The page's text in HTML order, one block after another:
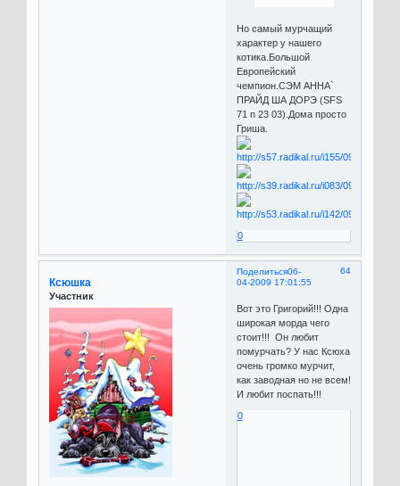
Но самый мурчащий
характер у нашего
котика.Большой
Европейский
чемпион.СЭМ АННА`
ПРАЙД ША ДОРЭ (SFS
71 n 23 03).Дома просто
Гриша.
0
Поделиться 64
06-
04-2009 17:01:55
Ксюшка
Участник
Вот это Григорий!!! Одна
широкая морда чего
стоит!!! Он любит
помурчать? У нас Ксюха
очень громко мурчит,
как заводная но не всем!
И любит поспать!!!
0